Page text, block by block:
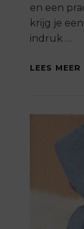
en een
krijg je
indruk …
LEES MEER